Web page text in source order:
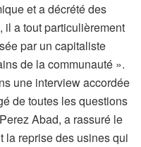
et a décrété des
il a tout particulièrement
par un capitaliste
de la communauté ».
une interview accordée
de toutes les questions
Abad, a rassuré le
la reprise des usines qui